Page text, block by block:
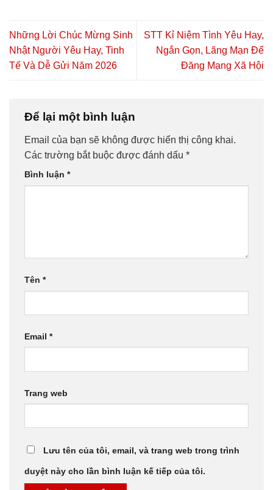
Những Lời Chúc Mừng Sinh
Nhật Người Yêu Hay, Tinh
Tế Và Dễ Gửi Năm 2026
STT Kỉ Niệm Tình Yêu Hay,
Ngắn Gọn, Lãng Mạn Để
Đăng Mạng Xã Hội
Để lại một bình luận
Email của bạn sẽ không được hiển thị công khai.
Các trường bắt buộc được đánh dấu *
Bình luận *
Tên *
Email *
Trang web
Lưu tên của tôi, email, và trang web trong trình
duyệt này cho lần bình luận kế tiếp của tôi.